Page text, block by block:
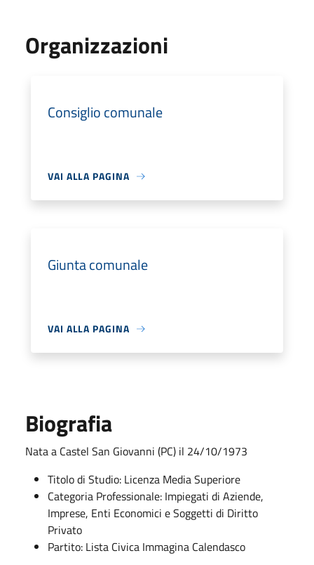
Organizzazioni
Consiglio comunale
VAI ALLA PAGINA
Giunta comunale
VAI ALLA PAGINA
Biografia
Nata a Castel San Giovanni (PC) il 24/10/1973
Titolo di Studio: Licenza Media Superiore
Categoria Professionale: Impiegati di Aziende,
Imprese, Enti Economici e Soggetti di Diritto
Privato
Partito: Lista Civica Immagina Calendasco